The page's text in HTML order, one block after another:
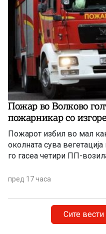
Пожар во Волково
пожарникар со
Пожарот избил во мал
околната сува
го гасеа четири ПП-
пред 17 часа
Сите